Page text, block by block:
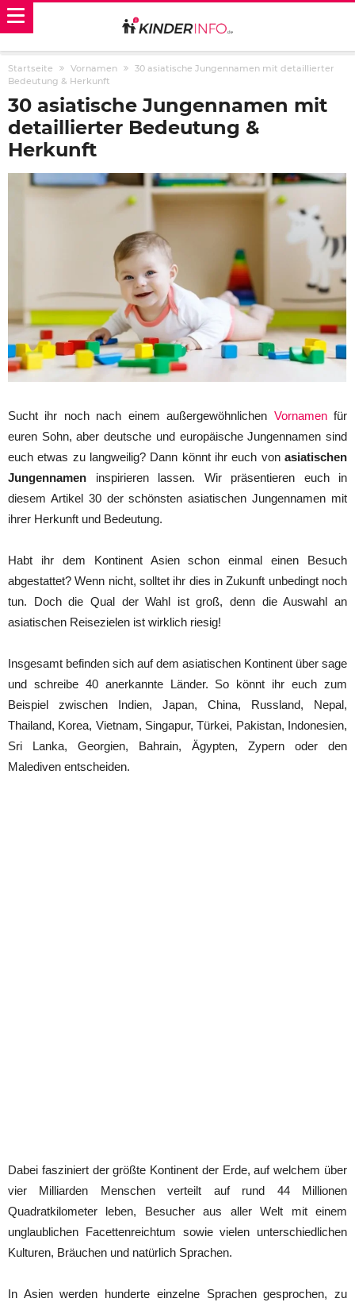
Startseite Vornamen
30 asiatische Jungennamen mit detaillierter
Bedeutung & Herkunft
30 asiatische Jungennamen mit
detaillierter Bedeutung &
Herkunft
Sucht ihr noch nach einem außergewöhnlichen Vornamenfür
euren Sohn, aber deutsche und europäische Jungennamen sind
euch etwas zu langweilig? Dann könnt ihr euch von asiatischen
Jungennamen inspirieren lassen. Wir präsentieren euch in
diesem Artikel 30 der schönsten asiatischen Jungennamen mit
ihrer Herkunft und Bedeutung.
Habt ihr dem Kontinent Asien schon einmal einen Besuch
abgestattet? Wenn nicht, solltet ihr dies in Zukunft unbedingt noch
tun. Doch die Qual der Wahl ist groß, denn die Auswahl an
asiatischen Reisezielen ist wirklich riesig!
Insgesamt befinden sich auf dem asiatischen Kontinent über sage
und schreibe 40 anerkannte Länder. So könnt ihr euch zum
Beispiel zwischen Indien, Japan, China, Russland, Nepal,
Thailand, Korea, Vietnam, Singapur, Türkei, Pakistan, Indonesien,
Sri Lanka, Georgien, Bahrain, Ägypten, Zypern oder den
Malediven entscheiden.
Dabei fasziniert der größte Kontinent der Erde, auf welchem über
vier Milliarden Menschen verteilt auf rund 44 Millionen
Quadratkilometer leben, Besucher aus aller Welt mit einem
unglaublichen Facettenreichtum sowie vielen unterschiedlichen
Kulturen, Bräuchen und natürlich Sprachen.
In Asien werden hunderte einzelne Sprachen gesprochen, zu